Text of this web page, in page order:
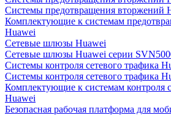
Системы предотвращения вторжений
Комплектующие к системам
Huawei
Сетевые шлюзы Huawei
Сетевые шлюзы Huawei серии
Системы контроля сетевого трафика
Системы контроля сетевого трафика
Комплектующие к системам контроля
Huawei
Безопасная рабочая платформа для